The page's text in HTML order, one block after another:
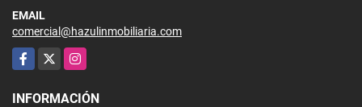
EMAIL
comercial@hazulinmobiliaria.com
Facebook
X Instagram
INFORMACIÓN